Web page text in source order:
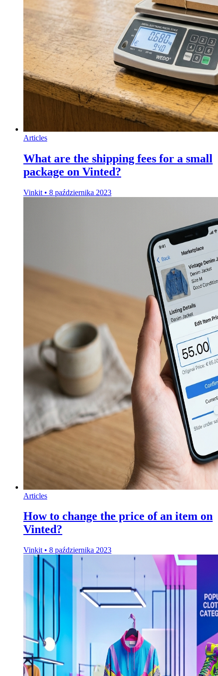
Articles
What are the shipping fees for a small
package on Vinted?
Vinkit • 8 października 2023
Articles
How to change the price of an item on
Vinted?
Vinkit • 8 października 2023